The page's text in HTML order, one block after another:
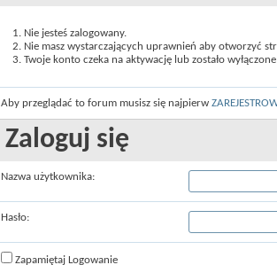
Nie jesteś zalogowany.
Nie masz wystarczających uprawnień aby otworzyć
Twoje konto czeka na aktywację lub zostało
Aby przeglądać to forum musisz się najpierw
Zaloguj się
Nazwa użytkownika:
Hasło:
Zapamiętaj Logowanie